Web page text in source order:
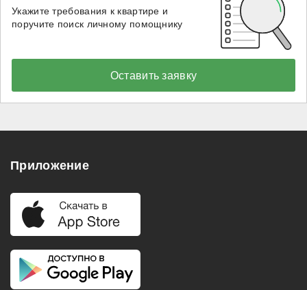
Укажите требования к квартире и
поручите поиск личному помощнику
Оставить заявку
Приложение